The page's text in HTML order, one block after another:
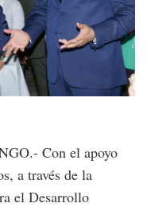
Con el apoyo
a través de la
el Desarrollo